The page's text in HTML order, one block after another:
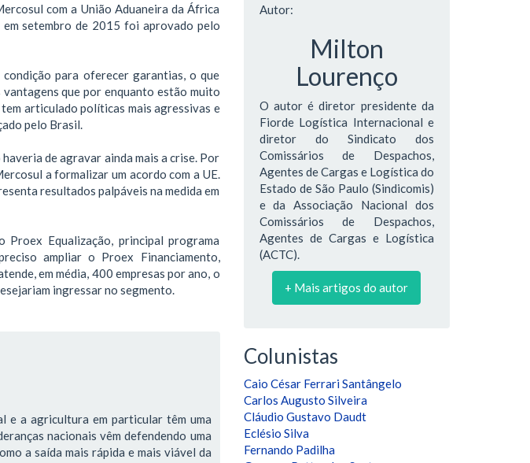
com a União Aduaneira da África
setembro de 2015 foi aprovado pelo
para oferecer garantias, o que
que por enquanto estão muito
tem articulado políticas mais agressivas e
pelo Brasil.
de agravar ainda mais a crise. Por
a formalizar um acordo com a UE.
resultados palpáveis na medida em
Equalização, principal programa
ampliar o Proex Financiamento,
em média, 400 empresas por ano, o
ingressar no segmento.
e a agricultura em particular têm uma
nacionais vêm defendendo uma
a saída mais rápida e mais viável da
Autor:
Milton
Lourenço
O autor é diretor presidente da
Fiorde Logística Internacional e
diretor do Sindicato dos
Comissários de Despachos,
Agentes de Cargas e Logística do
Estado de São Paulo (Sindicomis)
e da Associação Nacional dos
Comissários de Despachos,
Agentes de Cargas e Logística
(ACTC).
+ Mais artigos do autor
Colunistas
Caio César Ferrari Santângelo
Carlos Augusto Silveira
Cláudio Gustavo Daudt
Eclésio Silva
Fernando Padilha